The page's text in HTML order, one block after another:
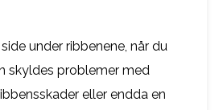
under ribbenene, når du
skyldes problemer med
eller endda en